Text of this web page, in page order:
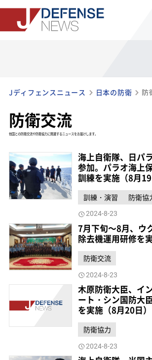
Jディフェンスニュース 日本の防衛 防
防衛交流
他国との防衛交流や防衛協力に関連するニュースをお届けします。
海上自衛隊、日パ
参加。パラオ海上
訓練を実施（8月19
訓練・演習 防衛協
2024-8-23
7月下旬～8月、ウ
除去機運用研修を
防衛交流
2024-8-23
木原防衛大臣、イ
ート・シン国防大
を実施（8月20日）
防衛協力
2024-8-23